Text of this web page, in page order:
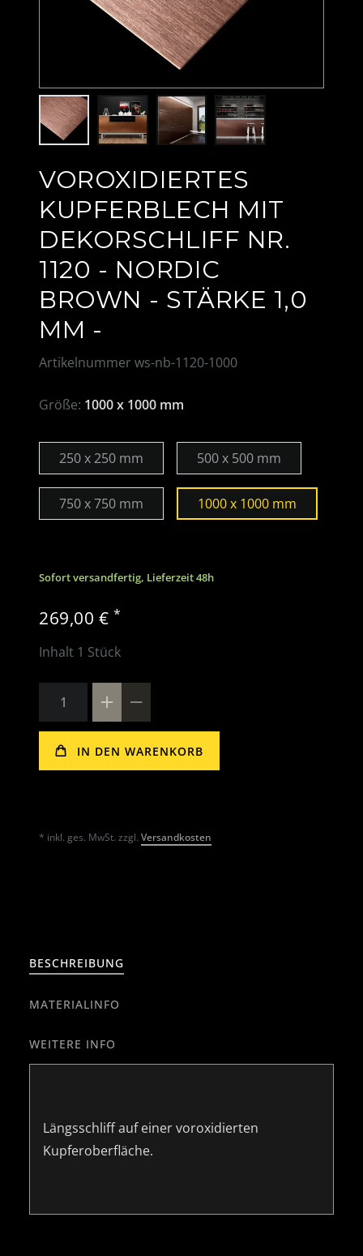
VOROXIDIERTES
KUPFERBLECH MIT
DEKORSCHLIFF NR.
1120 - NORDIC
BROWN - STÄRKE 1,0
MM -
Artikelnummer ws-nb-1120-1000
Größe: 1000 x 1000 mm
250 x 250 mm 500 x 500 mm
750 x 750 mm 1000 x 1000 mm
Sofort versandfertig, Lieferzeit 48h
269,00 € *
Inhalt 1 Stück
IN DEN WARENKORB
* inkl. ges. MwSt. zzgl. Versandkosten
BESCHREIBUNG
MATERIALINFO
WEITERE INFO
Längsschliff auf einer voroxidierten
Kupferoberfläche.